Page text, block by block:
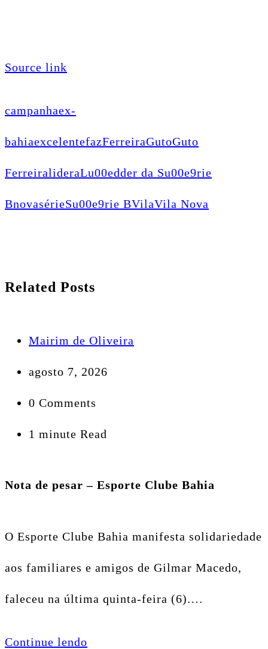
Source link
campanhaex-
bahiaexcelentefazFerreiraGutoGuto
FerreiralideraLu00edder da Su00e9rie
BnovasérieSu00e9rie BVilaVila Nova
Related Posts
Mairim de Oliveira
agosto 7, 2026
0 Comments
1 minute Read
Nota de pesar – Esporte Clube Bahia
O Esporte Clube Bahia manifesta solidariedade
aos familiares e amigos de Gilmar Macedo,
faleceu na última quinta-feira (6).…
Continue lendo